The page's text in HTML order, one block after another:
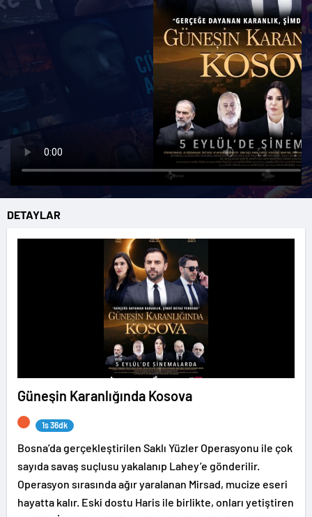
DETAYLAR
Güneşin Karanlığında Kosova
1s 36dk
Bosna’da gerçekleştirilen Saklı Yüzler Operasyonu ile çok
sayıda savaş suçlusu yakalanıp Lahey’e gönderilir.
Operasyon sırasında ağır yaralanan Mirsad, mucize eseri
hayatta kalır. Eski dostu Haris ile birlikte, onları yetiştiren